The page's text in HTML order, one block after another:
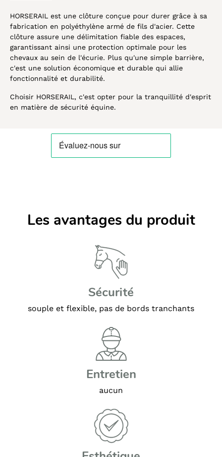
HORSERAIL est une clôture conçue pour durer grâce à sa
fabrication en polyéthylène armé de fils d'acier. Cette
clôture assure une délimitation fiable des espaces,
garantissant ainsi une protection optimale pour les
chevaux au sein de l'écurie. Plus qu'une simple barrière,
c'est une solution économique et durable qui allie
fonctionnalité et durabilité.
Choisir HORSERAIL, c'est opter pour la tranquillité d'esprit
en matière de sécurité équine.
Les avantages du produit
Sécurité
souple et flexible, pas de bords tranchants
Entretien
aucun